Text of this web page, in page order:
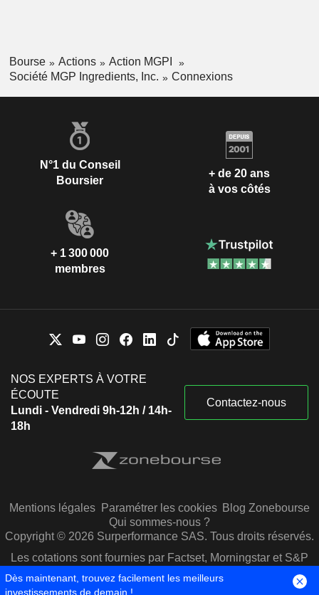
Bourse Actions
Action MGPI
Société MGP Ingredients, Inc.
Connexions
N°1 du Conseil
Boursier
+ de 20 ans
à vos côtés
+ 1 300 000
membres
NOS EXPERTS À VOTRE
ÉCOUTE
Lundi - Vendredi 9h-12h / 14h-
18h
Contactez-nous
Mentions légales Paramétrer les cookies Blog Zonebourse
Qui sommes-nous ?
Copyright © 2026 Surperformance SAS. Tous droits réservés.
Les cotations sont fournies par Factset, Morningstar et S&P
Capital IQ
Dès maintenant, trouvez facilement les meilleurs
investissements de demain !